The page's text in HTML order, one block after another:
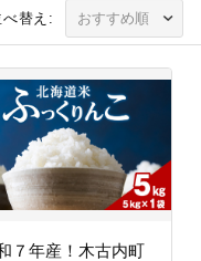
べ替え:
７年産！木古内町